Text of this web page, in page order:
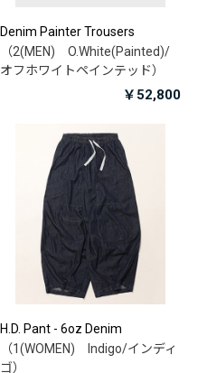
Denim Painter Trousers
（2(MEN) O.White(Painted)/
オフホワイトペインテッド）
￥52,800
H.D. Pant - 6oz Denim
（1(WOMEN) Indigo/インディ
ゴ）